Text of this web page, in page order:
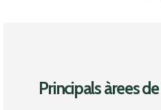
Principals àrees